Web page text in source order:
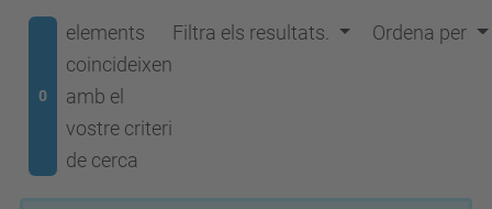
0
elements
coincideixen
amb el
vostre criteri
de cerca
Filtra els resultats. Ordena per